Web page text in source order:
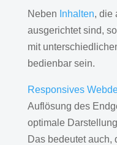
Neben Inhalten, die
ausgerichtet sind,
mit
bedienbar sein.
Responsives
Auflösung des
optimale
Das bedeutet auch,